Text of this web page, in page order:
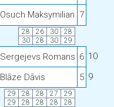
Osuch Maksymilian 7
28 26 30
28
30
28 30 29
Sergejevs Romans 6 10
Blāze Dāvis 5 9
29 28 28 27
29
29
28 28 28 28